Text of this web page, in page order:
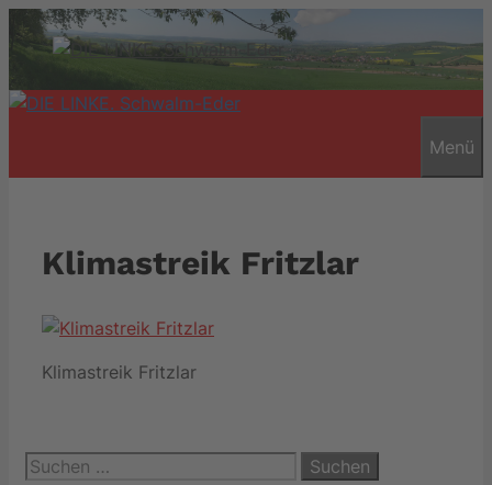
Zum
Inhalt
springen
Menü
Klimastreik Fritzlar
Klimastreik Fritzlar
Suchen